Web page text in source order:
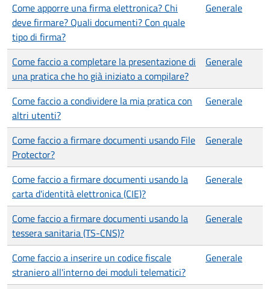
Come apporre una firma elettronica? Chi
deve firmare? Quali documenti? Con quale
tipo di firma?
Generale
Come faccio a completare la presentazione di
una pratica che ho già iniziato a compilare?
Generale
Come faccio a condividere la mia pratica con
altri utenti?
Generale
Come faccio a firmare documenti usando File
Protector?
Generale
Come faccio a firmare documenti usando la
carta d'identità elettronica (CIE)?
Generale
Come faccio a firmare documenti usando la
tessera sanitaria (TS-CNS)?
Generale
Come faccio a inserire un codice fiscale
straniero all'interno dei moduli telematici?
Generale